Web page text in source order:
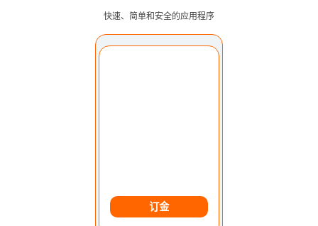
快速、简单和安全的应用程序
订金